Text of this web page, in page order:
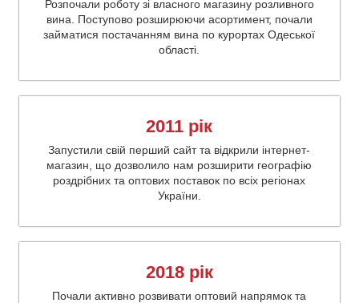
Розпочали роботу зі власного магазину розливного
вина. Поступово розширюючи асортимент, почали
займатися постачанням вина по курортах Одеської
області.
2011 рік
Запустили свій перший сайт та відкрили інтернет-
магазин, що дозволило нам розширити географію
роздрібних та оптових поставок по всіх регіонах
України.
2018 рік
Почали активно розвивати оптовий напрямок та